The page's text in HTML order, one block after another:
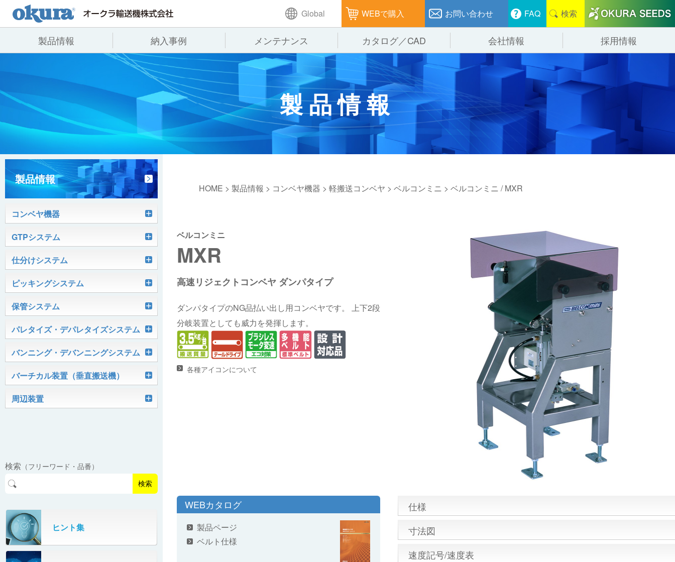
Global WEBで購入 お問い合わせ FAQ 検索
製品情報
製品情報
コンベヤ機器
コンベヤ機器を探す
用途から探す
ヒント集
GTPシステム 仕分けシステム
ピッキングシステム 保管システム
パレタイズ・デパレタイズシステム バンニング・デバンニングシステム
納入事例
納入事例
全業種 製造 物流
飲料 通販 食品
メンテナンス カタログ／CAD
会社情報
会社情報
代表あいさつ 企業理念 会社概要
事業所一覧 オークラグループ 事業紹介
沿革 オークラの取組み
採用情報
製品情報
製品情報
コンベヤ機器
軽搬送コンベヤ
ベルコンミニ
ファインコンベヤ
マグネット駆動コンベヤ
ジャブコン®
プラスチックベルトコンベヤ
オークラ キャリーライン®
ケース搬送コンベヤ
ユニコンV
ユニコンJr
クールコンベヤ®Ⅱ
チェーン駆動ローラコンベヤ
チェーン駆動ローラ単体
パレットコンベヤ
グラビティコンベヤ
ローラコンベヤ
ホイールコンベヤ
フリーカーブコンベヤ
モータローラ＆コンベヤ
モータローラ単体
モータローラコンベヤ
マテハン機器
オークラホッパー
ポータブルクレーン
OKベルコン（スタンダードタイプ）
生産終了品
GTPシステム
Skypod®（スカイポッド）
AGVシステム
OKURUN® /TW300
仕分けシステム
ユニソーター
ハイスピードソーター
ディスクソーター
アングルソーター
クロスベルトソーター（汎用タイプ）
ピッキングシステム
PTIシステム
ピカトルシリーズ
HASS（ハズ）シリーズ
ピックティーチャシステム
バラピッキングロボットシステム
保管システム
Quick Shuttle®
パレタイズ・デパレタイズシステム
ロボットパレタイザ
ロボットパレタイザAi1800Ⅱ-C
ロボットパレタイザAi1800Ⅱ
ビジョンパレタイズシステム
ビジョンデパレタイズシステム
PHC80L
ガントレーパレタイザ
バンニング・デバンニングシステム
トラックローダ「TL-2P」
伸縮ベルトコンベヤ
バーチカル装置（垂直搬送機）
ミニパーフェ® / VCS-Z
パーフェクトベヤー® / PV（スチール
製）
パーフェクトベヤー® / AP（アルミ
タテコン® / TC
周辺装置
オリプナー
高速転換機
スタッカ&アンスタッカ
検索 （フリーワード・品番）
検索
ヒント集
HOME > 製品情報 > コンベヤ機器 > 軽搬送コンベヤ > ベルコンミニ > ベルコンミニ / MXR
ベルコンミニ
MXR
高速リジェクトコンベヤ ダンパタイプ
ダンパタイプのNG品払い出し用コンベヤです。 上下2段
分岐装置としても威力を発揮します。
各種アイコンについて
WEBカタログ
製品ページ
ベルト仕様
仕様
寸法図
速度記号/速度表